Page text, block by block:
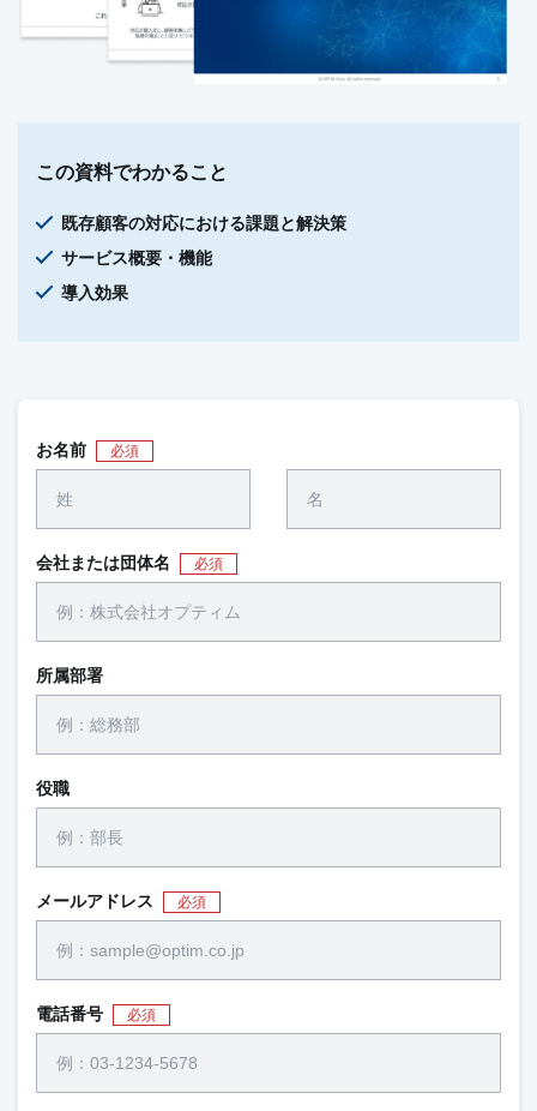
この資料でわかること
既存顧客の対応における課題と解決策
サービス概要・機能
導入効果
お名前 必須
会社または団体名 必須
所属部署
役職
メールアドレス 必須
電話番号 必須